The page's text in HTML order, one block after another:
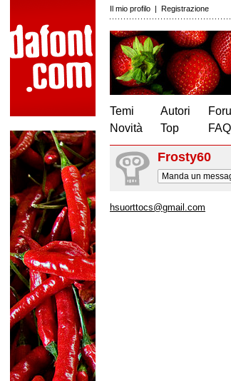
Il mio profilo | Registrazione
Temi
Novità
Autori
Top
FAQ
Frosty60
Manda un
hsuorttocs@gmail.com